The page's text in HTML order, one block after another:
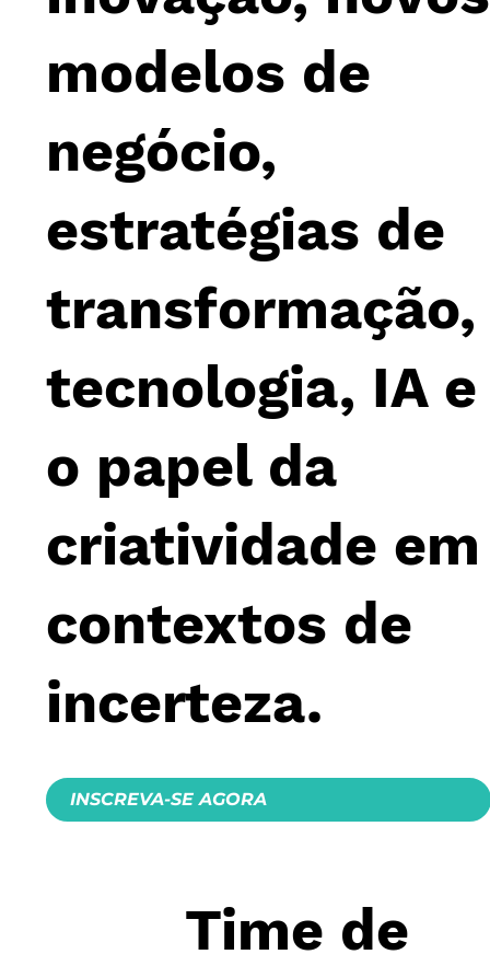
Time de
modelos de
negócio,
estratégias de
transformação,
tecnologia, IA e
o papel da
criatividade em
contextos de
incerteza.
INSCREVA-SE AGORA